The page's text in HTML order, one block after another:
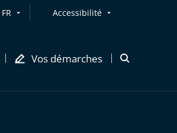
FR Accessibilité
Vos démarches
Ouvrir